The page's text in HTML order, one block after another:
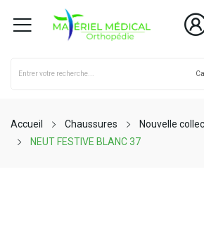
Accueil Chaussures
Nouvelle
NEUT FESTIVE BLANC 37